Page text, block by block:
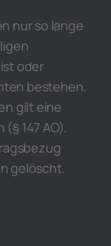
nur so lange
oder
bestehen.
gilt eine
147 AO).
gelöscht.